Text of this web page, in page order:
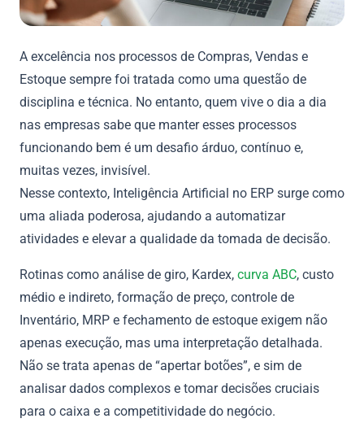
A excelência nos processos de Compras, Vendas e
Estoque sempre foi tratada como uma questão de
disciplina e técnica. No entanto, quem vive o dia a dia
nas empresas sabe que manter esses processos
funcionando bem é um desafio árduo, contínuo e,
muitas vezes, invisível.
Nesse contexto, Inteligência Artificial no ERP surge como
uma aliada poderosa, ajudando a automatizar
atividades e elevar a qualidade da tomada de decisão.
Rotinas como análise de giro, Kardex, curva ABC, custo
médio e indireto, formação de preço, controle de
Inventário, MRP e fechamento de estoque exigem não
apenas execução, mas uma interpretação detalhada.
Não se trata apenas de “apertar botões”, e sim de
analisar dados complexos e tomar decisões cruciais
para o caixa e a competitividade do negócio.